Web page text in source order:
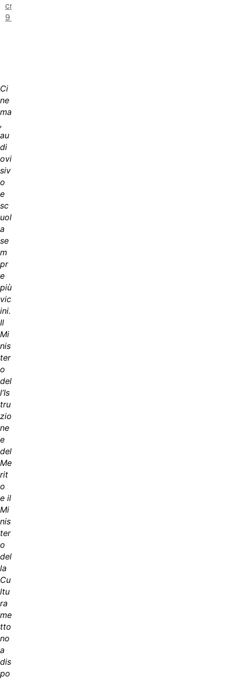
critico
Ci
ne
ma
,
au
di
ovi
siv
o
e
sc
uol
a
se
m
pr
e
più
vic
ini.
Il
Mi
nis
ter
o
del
l’Is
tru
zio
ne
e
del
Me
rit
o
e il
Mi
nis
ter
o
del
la
Cu
ltu
ra
me
tto
no
a
dis
po